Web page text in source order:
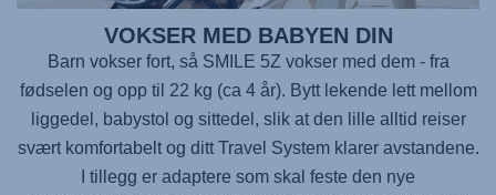
VOKSER MED BABYEN DIN
Barn vokser fort, så SMILE 5Z vokser med dem - fra
fødselen og opp til 22 kg (ca 4 år). Bytt lekende lett mellom
liggedel, babystol og sittedel, slik at den lille alltid reiser
svært komfortabelt og ditt Travel System klarer avstandene.
I tillegg er adaptere som skal feste den nye